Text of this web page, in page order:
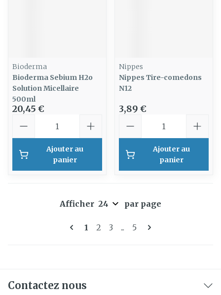
Bioderma
Bioderma Sebium H2o
Solution Micellaire
500ml
20,45 €
Ajouter au
panier
Nippes
Nippes Tire-comedons
N12
3,89 €
Ajouter au
panier
Pages
Vous lisez actuellement la page
1 Page
2 Page
3 ... Page
5
Afficher par page
Contactez nous